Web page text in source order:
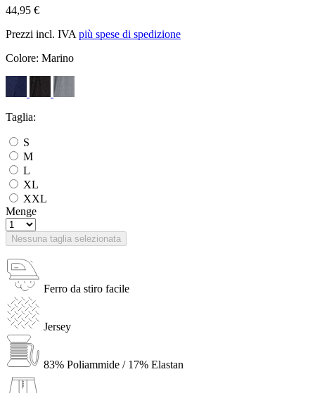
44,95 €
Prezzi incl. IVA più spese di spedizione
Colore: Marino
Taglia:
S
M
L
XL
XXL
Menge
Nessuna taglia selezionata
Ferro da stiro facile
Jersey
83% Poliammide / 17% Elastan